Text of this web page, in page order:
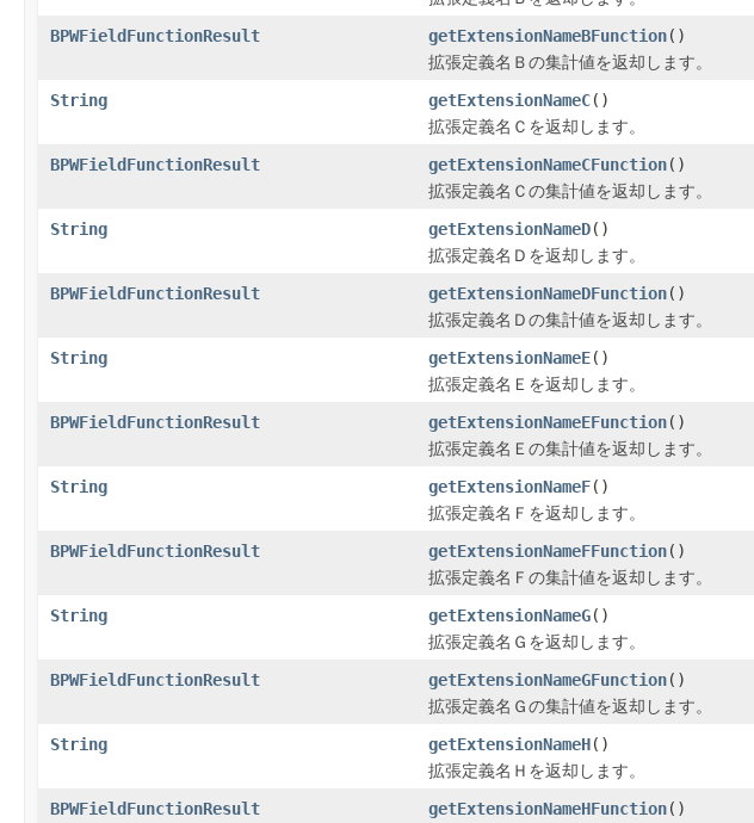
BPWFieldFunctionResult
getExtensionNameBFunction()
拡張定義名Ｂの集計値を返却します。
String
getExtensionNameC()
拡張定義名Ｃを返却します。
BPWFieldFunctionResult
getExtensionNameCFunction()
拡張定義名Ｃの集計値を返却します。
String
getExtensionNameD()
拡張定義名Ｄを返却します。
BPWFieldFunctionResult
getExtensionNameDFunction()
拡張定義名Ｄの集計値を返却します。
String
getExtensionNameE()
拡張定義名Ｅを返却します。
BPWFieldFunctionResult
getExtensionNameEFunction()
拡張定義名Ｅの集計値を返却します。
String
getExtensionNameF()
拡張定義名Ｆを返却します。
BPWFieldFunctionResult
getExtensionNameFFunction()
拡張定義名Ｆの集計値を返却します。
String
getExtensionNameG()
拡張定義名Ｇを返却します。
BPWFieldFunctionResult
getExtensionNameGFunction()
拡張定義名Ｇの集計値を返却します。
String
getExtensionNameH()
拡張定義名Ｈを返却します。
BPWFieldFunctionResult
getExtensionNameHFunction()